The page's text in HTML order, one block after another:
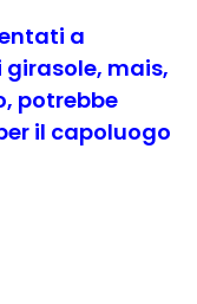
a
mais,
potrebbe
il capoluogo